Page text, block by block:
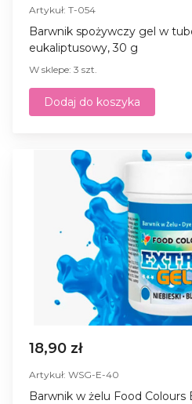
Artykuł: T-054
Barwnik spożywczy gel w
eukaliptusowy, 30 g
W sklepe: 3 szt.
Dodaj do koszyka
18,90 zł
Artykuł: WSG-E-40
Barwnik w żelu Food Colours